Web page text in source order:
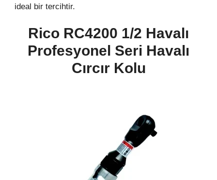
ideal bir tercihtir.
Rico RC4200 1/2 Havalı
Profesyonel Seri Havalı
Cırcır Kolu